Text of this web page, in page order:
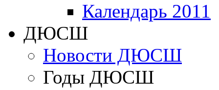
Календарь 2011
ДЮСШ
Новости ДЮСШ
Годы ДЮСШ